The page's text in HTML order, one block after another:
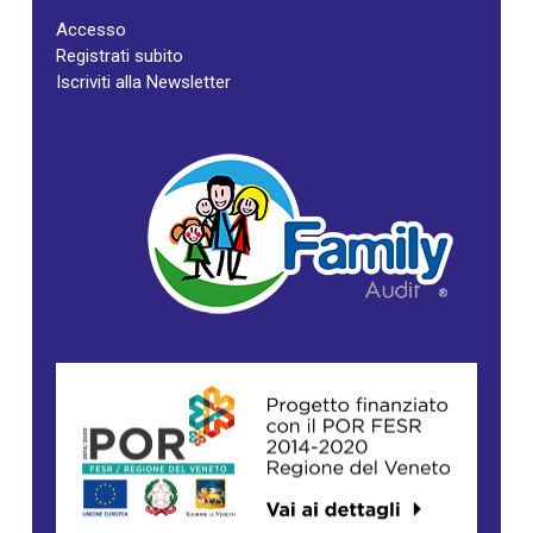
Accesso
Registrati subito
Iscriviti alla Newsletter